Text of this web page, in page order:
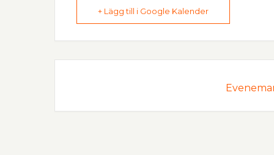
+ Lägg till i Google Kalender